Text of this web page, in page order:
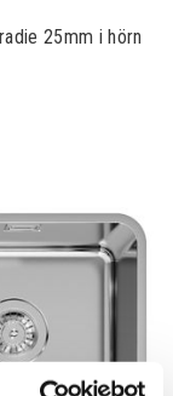
25mm i hörn